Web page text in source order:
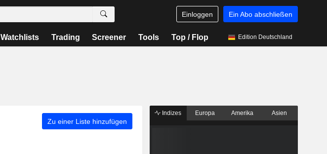
Einloggen Ein Abo abschließen
Watchlists Trading Screener Tools Top / Flop Edition Deutschland
Zu einer Liste hinzufügen
Indizes Europa Amerika Asien